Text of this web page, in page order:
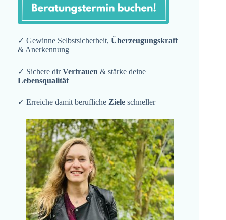
✓ Gewinne Selbstsicherheit, Überzeugungskraft
& Anerkennung
✓ Sichere dirVertrauen & stärke deine
Lebensqualität
✓ Erreiche damit berufliche Ziele schneller